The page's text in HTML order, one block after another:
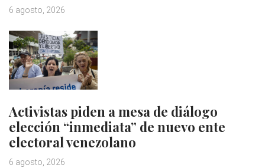
6 agosto, 2026
Activistas piden a mesa de diálogo
elección “inmediata” de nuevo ente
electoral venezolano
6 agosto, 2026